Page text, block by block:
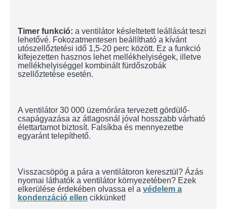
Timer funkció: a ventilátor késleltetett leállását teszi
lehetővé. Fokozatmentesen beállítható a kívánt
utószellőztetési idő 1,5-20 perc között. Ez a funkció
kifejezetten hasznos lehet mellékhelyiségek, illetve
mellékhelyiséggel kombinált fürdőszobák
szellőztetése esetén.
A ventilátor 30 000 üzemórára tervezett gördülő-
csapágyazása az átlagosnál jóval hosszabb várható
élettartamot biztosít. Falsíkba és mennyezetbe
egyaránt telepíthető.
Visszacsöpög a pára a ventilátoron keresztül? Ázás
nyomai láthatók a ventilátor környezetében? Ezek
elkerülése érdekében olvassa el a védelem a
kondenzáció ellen cikkünket!